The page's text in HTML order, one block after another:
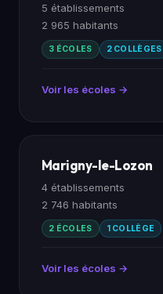
5 établissements
2 965 habitants
3 ÉCOLES 2 COLLÈGES
Voir les écoles →
Marigny-le-Lozon
4 établissements
2 746 habitants
2 ÉCOLES 1 COLLÈGE
Voir les écoles →